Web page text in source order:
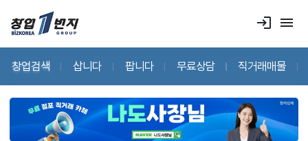
login menu
창업검색 삽니다 팝니다 무료상담 직거래매물